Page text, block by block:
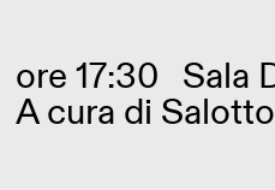
ore 17:30 Sala
A cura di